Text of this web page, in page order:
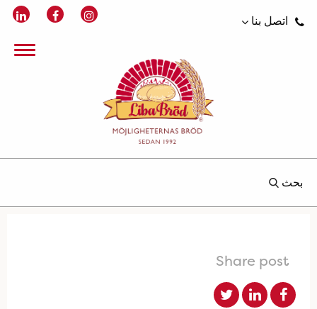
اتصل بنا
بحث
Share post